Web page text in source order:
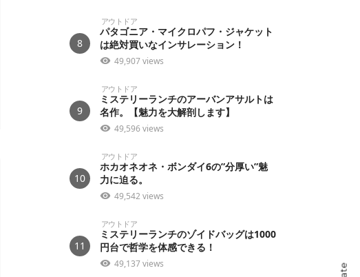
8
アウトドア
パタゴニア・マイクロパフ・ジャケット
は絶対買いなインサレーション！
49,907 views
9
アウトドア
ミステリーランチのアーバンアサルトは
名作。【魅力を大解剖します】
49,596 views
10
アウトドア
ホカオネオネ・ボンダイ6の”分厚い”魅
力に迫る。
49,542 views
11
アウトドア
ミステリーランチのゾイドバッグは1000
円台で哲学を体感できる！
49,137 views